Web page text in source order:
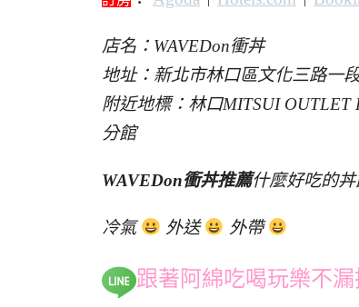
店名：WAVEDon衝丼
地址：新北市林口區文化三路一
附近地標：林口MITSUI
分館
WAVEDon衝丼推薦什麼好吃的
冷氣 外送 外帶
跟著阿綿吃喝玩樂不漏